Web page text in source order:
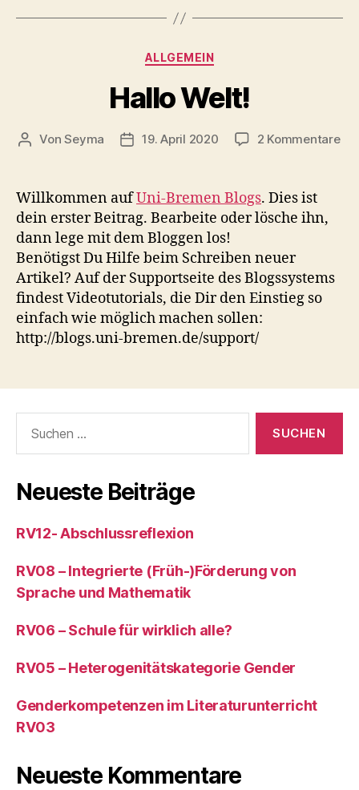
Kategorien
ALLGEMEIN
Hallo Welt!
Beitragsautor
VonSeyma Veröffentlichungsdatum
19. April 2020 2 Kommentarezu
Willkommen aufUni-Bremen Blogs. Dies ist
dein erster Beitrag. Bearbeite oder lösche ihn,
dann lege mit dem Bloggen los!
Benötigst Du Hilfe beim Schreiben neuer
Artikel? Auf der Supportseite des Blogssystems
findest Videotutorials, die Dir den Einstieg so
einfach wie möglich machen sollen:
http://blogs.uni-bremen.de/support/
nach:
Neueste Beiträge
RV12- Abschlussreflexion
RV08 – Integrierte (Früh-)Förderung von
Sprache und Mathematik
RV06 – Schule für wirklich alle?
RV05 – Heterogenitätskategorie Gender
Genderkompetenzen im Literaturunterricht
RV03
Neueste Kommentare